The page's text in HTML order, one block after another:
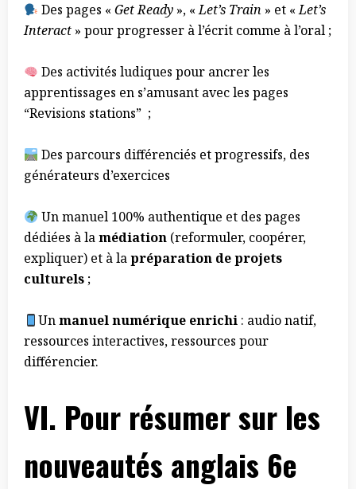
Des pages «Get Ready », «Let’s Train » et «Let’s
Interact » pour progresser à l’écrit comme à l’oral ;
Des activités ludiques pour ancrer les
apprentissages en s’amusant avec les pages
“Revisions stations” ;
Des parcours différenciés et progressifs, des
générateurs d’exercices
Un manuel 100% authentique et des pages
dédiées à lamédiation (reformuler, coopérer,
expliquer) et à lapréparation de projets
culturels ;
Unmanuel numérique enrichi : audio natif,
ressources interactives, ressources pour
différencier.
VI. Pour résumer sur les
nouveautés anglais 6e